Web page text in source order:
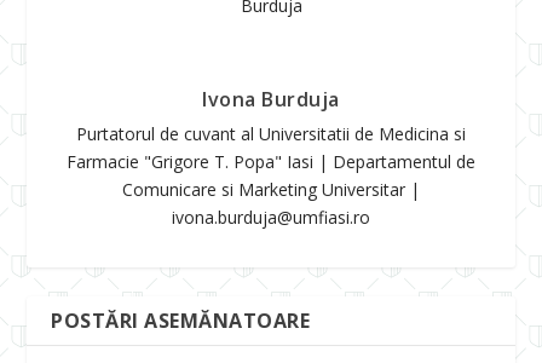
Ivona Burduja
Purtatorul de cuvant al Universitatii de Medicina si
Farmacie "Grigore T. Popa" Iasi | Departamentul de
Comunicare si Marketing Universitar |
ivona.burduja@umfiasi.ro
POSTĂRI ASEMĂNATOARE